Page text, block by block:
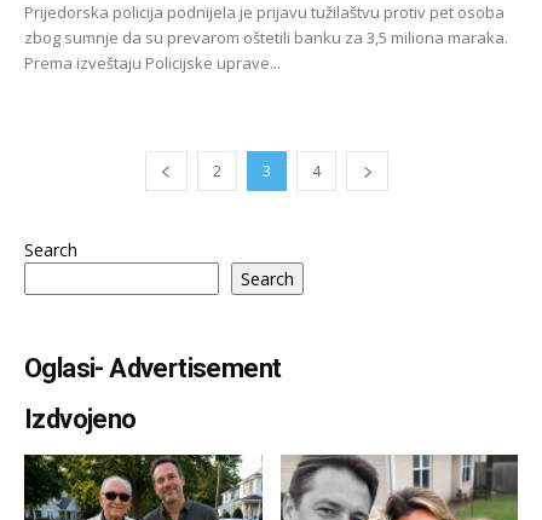
Prijedorska policija podnijela je prijavu tužilaštvu protiv pet osoba
zbog sumnje da su prevarom oštetili banku za 3,5 miliona maraka.
Prema izveštaju Policijske uprave...
2 3 4
Search
Search
Oglasi- Advertisement
Izdvojeno